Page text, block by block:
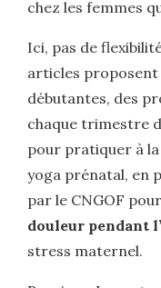
chez les femmes
Ici, pas de
articles proposent
débutantes, des
chaque trimestre
pour pratiquer à la
yoga prénatal, en
par le CNGOF pour
douleur pendant
stress maternel.